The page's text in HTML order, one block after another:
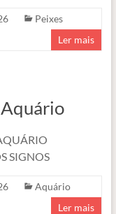
Peixes
Ler mais
SIGNOS
Aquário
Ler mais